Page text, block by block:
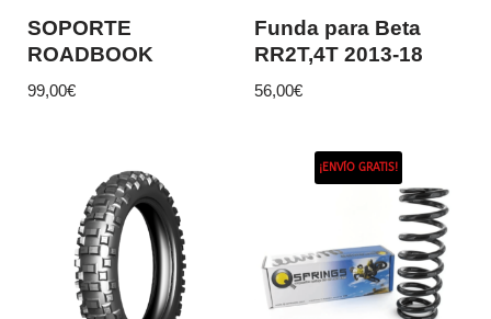
SOPORTE
ROADBOOK
99,00€
Funda para Beta
RR2T,4T 2013-18
56,00€
¡ENVÍO GRATIS!